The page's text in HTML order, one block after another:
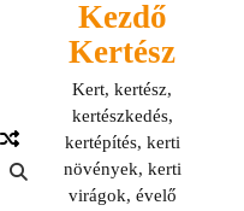
Kezdő
Kertész
Kert, kertész,
kertészkedés,
kertépítés, kerti
növények, kerti
virágok, évelő